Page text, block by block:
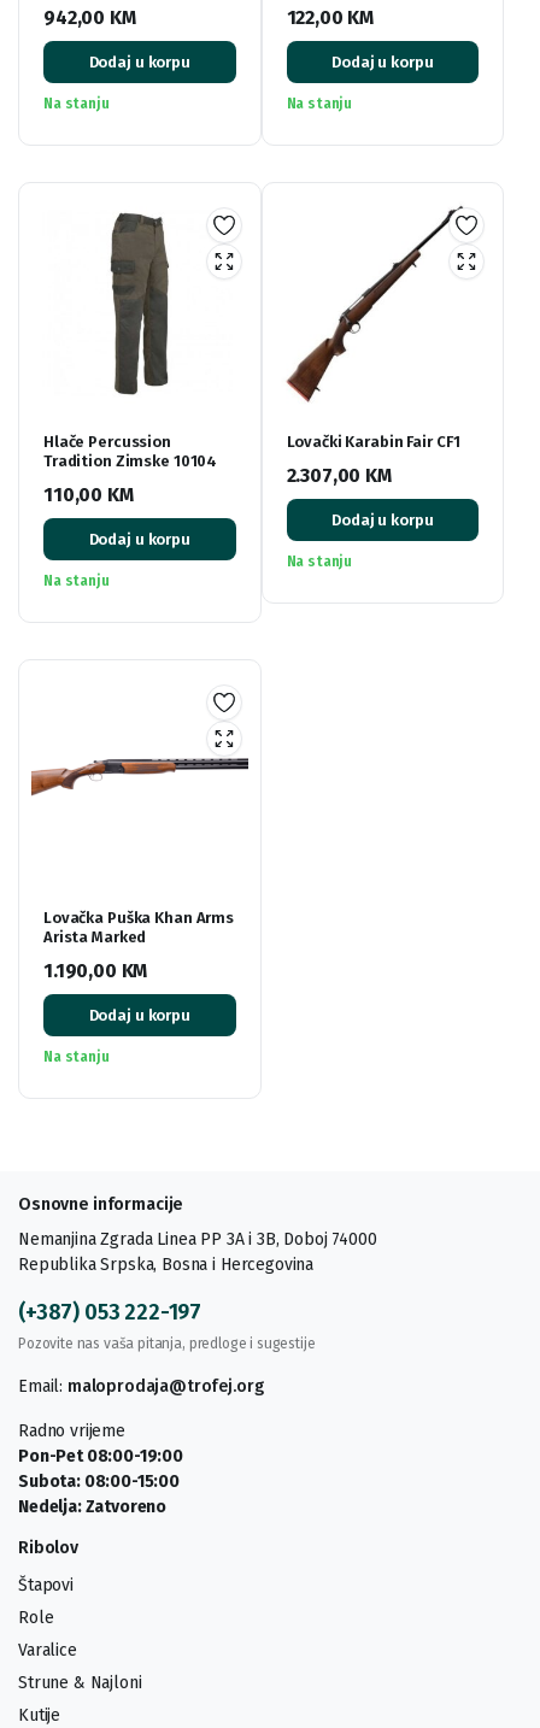
942,00 KM
Dodaj u korpu
Na stanju
122,00 KM
Dodaj u korpu
Na stanju
Hlače Percussion
Tradition Zimske 10104
110,00 KM
Dodaj u korpu
Na stanju
Lovački Karabin Fair CF1
2.307,00 KM
Dodaj u korpu
Na stanju
Lovačka Puška Khan Arms
Arista Marked
1.190,00 KM
Dodaj u korpu
Na stanju
Osnovne informacije
Nemanjina Zgrada Linea PP 3A i 3B, Doboj 74000
Republika Srpska, Bosna i Hercegovina
(+387) 053 222-197
Pozovite nas vaša pitanja, predloge i sugestije
Email: maloprodaja@trofej.org
Radno vrijeme
Pon-Pet 08:00-19:00
Subota: 08:00-15:00
Nedelja: Zatvoreno
Ribolov
Štapovi
Role
Varalice
Strune & Najloni
Kutije